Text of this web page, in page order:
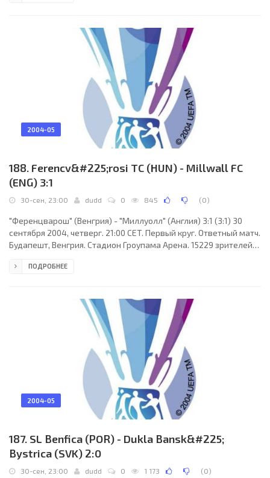
Фабио Сантос, Алекс Гуларт (Антониу Гувейя, 80), Сержиньо
Байано, Адриано, Бруну Патакаш (к),
2004-05
188. Ferencv&#225;rosi TC (HUN) - Millwall FC
(ENG) 3:1
30-сен, 23:00 dudd 0 845 (0)
"Ференцварош" (Венгрия) - "Миллуолл" (Англия) 3:1 (3:1) 30
сентября 2004, четверг. 21:00 CET. Первый круг. Ответный матч.
Будапешт, Венгрия. Стадион Гроупама Арена. 15229 зрителей
Меенхюс (Голландия), Патрик Герритсен (Голландия).
Ботиш, Золтан Болог, Денеш Рошо, Янош Зоват, Роберт Вагнер
(Томаш Совунми, 87), Даниэль Тежер
ПОДРОБНЕЕ
2004-05
187. SL Benfica (POR) - Dukla Bansk&#225;
Bystrica (SVK) 2:0
30-сен, 23:00 dudd 0 1 173 (0)